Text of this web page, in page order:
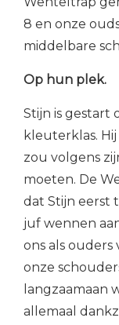
8 en onze
middelbare
Op hun plek.
Stijn is gestart
kleuterklas.
zou volgens
moeten. De
dat Stijn eerst
juf wennen
ons als
onze
langzaamaan
allemaal